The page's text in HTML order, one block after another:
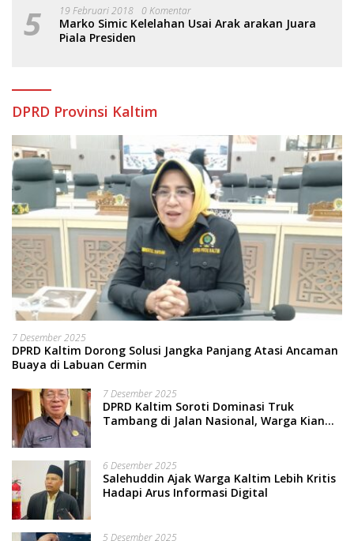
5 19 Februari 2018 0 Komentar
Marko Simic Kelelahan Usai Arak arakan Juara
Piala Presiden
DPRD Provinsi Kaltim
7 Desember 2025
DPRD Kaltim Dorong Solusi Jangka Panjang Atasi Ancaman
Buaya di Labuan Cermin
7 Desember 2025
DPRD Kaltim Soroti Dominasi Truk
Tambang di Jalan Nasional, Warga Kian
6 Desember 2025
Salehuddin Ajak Warga Kaltim Lebih Kritis
Hadapi Arus Informasi Digital
5 Desember 2025